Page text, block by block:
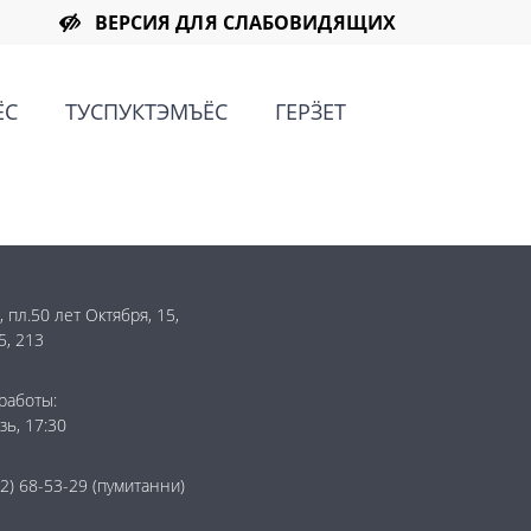
ВЕРСИЯ ДЛЯ СЛАБОВИДЯЩИХ
ТУСПУКТЭМЪЁС ГЕРӞЕТ
пл.50 лет Октября, 15,
213
17:30
68-53-29 (пумитанни)